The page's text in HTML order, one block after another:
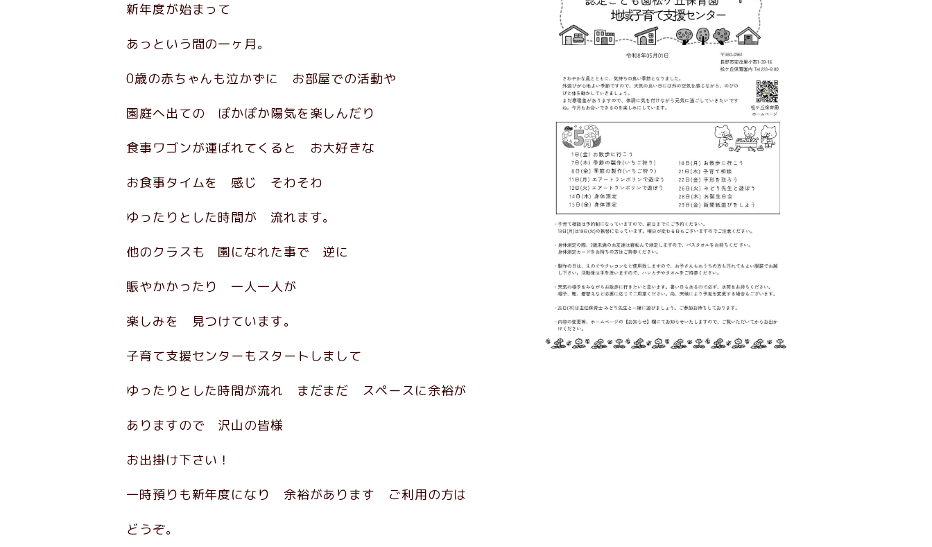
新年度が始まって
あっという間の一ヶ月。
0歳の赤ちゃんも泣かずに お部屋での活動や
園庭へ出ての ぽかぽか陽気を楽しんだり
食事ワゴンが運ばれてくると お大好きな
お食事タイムを 感じ そわそわ
ゆったりとした時間が 流れます。
他のクラスも 園になれた事で 逆に
賑やかかったり 一人一人が
楽しみを 見つけています。
子育て支援センターもスタートしまして
ゆったりとした時間が流れ まだまだ スペースに余裕が
ありますので 沢山の皆様
お出掛け下さい！
一時預りも新年度になり 余裕があります ご利用の方は
どうぞ。